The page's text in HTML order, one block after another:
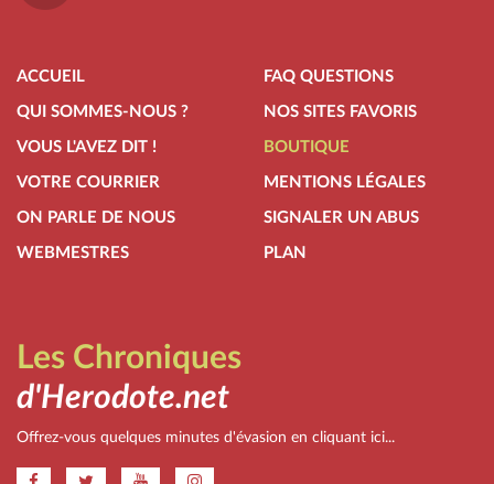
ACCUEIL
QUI SOMMES-NOUS ?
VOUS L'AVEZ DIT !
VOTRE COURRIER
ON PARLE DE NOUS
WEBMESTRES
FAQ QUESTIONS
NOS SITES FAVORIS
BOUTIQUE
MENTIONS LÉGALES
SIGNALER UN ABUS
PLAN
Les Chroniques
d'Herodote.net
Offrez-vous quelques minutes d'évasion en cliquant ici...